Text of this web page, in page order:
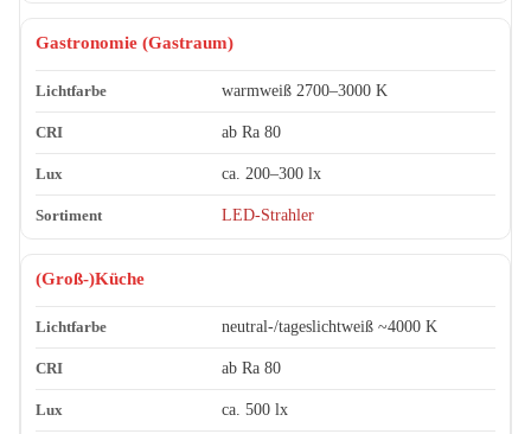
Gastronomie (Gastraum)
warmweiß 2700–3000 K
ab Ra 80
ca. 200–300 lx
LED-Strahler
(Groß-)Küche
neutral-/tageslichtweiß ~4000 K
ab Ra 80
ca. 500 lx